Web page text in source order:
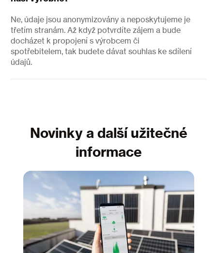
Ne, údaje jsou anonymizovány a neposkytujeme je
třetím stranám. Až když potvrdíte zájem a bude
docházet k propojení s výrobcem či
spotřebitelem, tak budete dávat souhlas ke sdílení
údajů.
Novinky a další užitečné
informace